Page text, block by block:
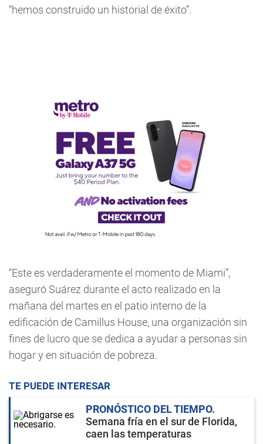
“hemos construido un historial de éxito”.
“Este es verdaderamente el momento de Miami”,
aseguró Suárez durante el acto realizado en la
mañana del martes en el patio interno de la
edificación de Camillus House, una organización sin
fines de lucro que se dedica a ayudar a personas sin
hogar y en situación de pobreza.
TE PUEDE INTERESAR
PRONÓSTICO DEL TIEMPO
Semana fría en el sur de Florida,
caen las temperaturas